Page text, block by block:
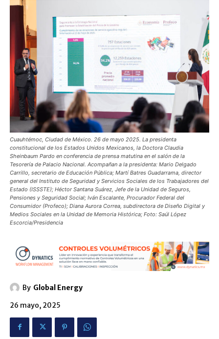
Cuauhtémoc, Ciudad de México. 26 de mayo 2025. La presidenta
constitucional de los Estados Unidos Mexicanos, la Doctora Claudia
Sheinbaum Pardo en conferencia de prensa matutina en el salón de la
Tesorería de Palacio Nacional. Acompañan a la presidenta: Mario Delgado
Carrillo, secretario de Educación Pública; Martí Batres Guadarrama, director
general del Instituto de Seguridad y Servicios Sociales de los Trabajadores del
Estado (ISSSTE); Héctor Santana Suárez, Jefe de la Unidad de Seguros,
Pensiones y Seguridad Social; Iván Escalante, Procurador Federal del
Consumidor (Profeco); Diana Aurora Correa, subdirectora de Diseño Digital y
Medios Sociales en la Unidad de Memoria Histórica; Foto: Saúl López
Escorcia/Presidencia
By Global Energy
26 mayo, 2025